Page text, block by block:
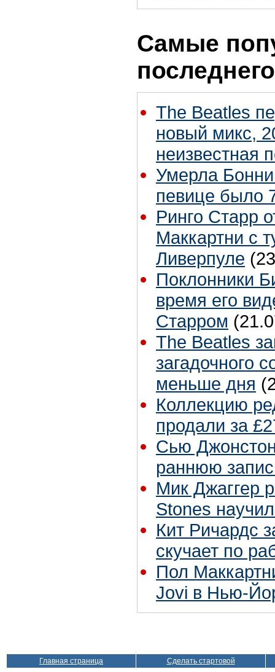
Самые
The Beatles
новый микс,
неизвестная
Умерла
певице было
Ринго Старр
Маккартни с
Ливерпуле
Поклонники
время его
Старром
The Beatles
загадочного
меньше дня
Коллекцию
продали за
Сью
раннюю
Мик Джаггер
Stones
Кит Ричардс
скучает по
Пол
Jovi в Нью-
Главная страница Сделать стартовой